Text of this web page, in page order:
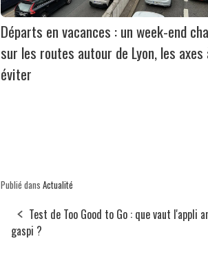
Départs en vacances : un week-end
sur les routes autour de Lyon, les axes
éviter
Publié dans Actualité
Test de Too Good to Go : que vaut l'appli
gaspi ?